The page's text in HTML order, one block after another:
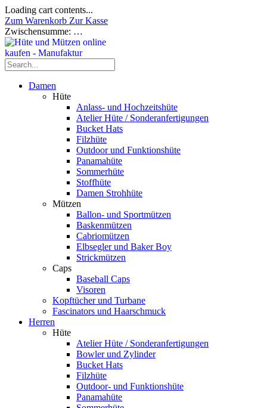
Loading cart contents...
Zum Warenkorb Zur Kasse
Zwischensumme: …
Damen
Hüte
Anlass- und Hochzeitshüte
Atelier Hüte / Sonderanfertigungen
Bucket Hats
Filzhüte
Outdoor und Funktionshüte
Panamahüte
Sommerhüte
Stoffhüte
Damen Strohhüte
Mützen
Ballon- und Sportmützen
Baskenmützen
Cabriomützen
Elbsegler und Baker Boy
Strickmützen
Caps
Baseball Caps
Visoren
Kopftücher und Turbane
Fascinators und Haarschmuck
Herren
Hüte
Atelier Hüte / Sonderanfertigungen
Bowler und Zylinder
Bucket Hats
Filzhüte
Outdoor- und Funktionshüte
Panamahüte